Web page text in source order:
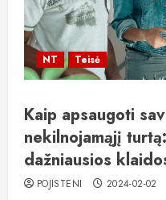
NT Teisė
Kaip apsaugoti
nekilnojamąjį
dažniausios
POJISTENI 2024-02-02